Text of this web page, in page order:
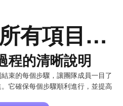
立即創建所有項目管理圖表
程的清晰說明
束的每個步驟，讓團隊成員一目了
它確保每個步驟順利進行，並提高